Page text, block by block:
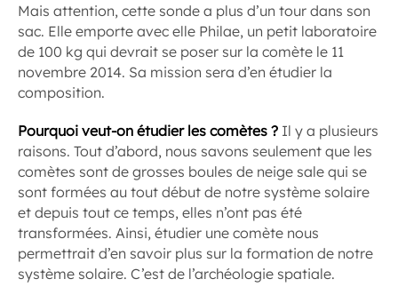
Mais attention, cette sonde a plus d’un tour dans son
sac. Elle emporte avec elle Philae, un petit laboratoire
de 100 kg qui devrait se poser sur la comète le 11
novembre 2014. Sa mission sera d’en étudier la
composition.
Pourquoi veut-on étudier les comètes ? Il y a plusieurs
raisons. Tout d’abord, nous savons seulement que les
comètes sont de grosses boules de neige sale qui se
sont formées au tout début de notre système solaire
et depuis tout ce temps, elles n’ont pas été
transformées. Ainsi, étudier une comète nous
permettrait d’en savoir plus sur la formation de notre
système solaire. C’est de l’archéologie spatiale.